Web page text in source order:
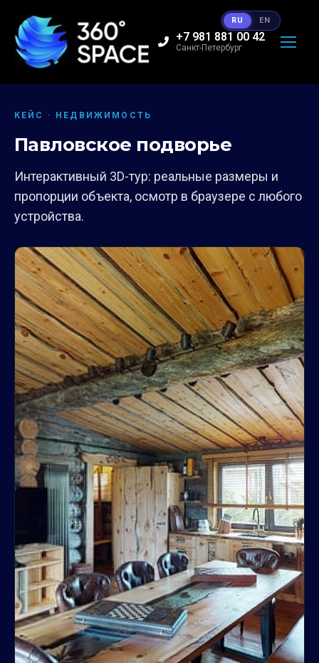
+7 981 881 00 42
Санкт-Петербург
КЕЙС · НЕДВИЖИМОСТЬ
Павловское подворье
Интерактивный 3D-тур: реальные размеры и
пропорции объекта, осмотр в браузере с любого
устройства.
RU EN